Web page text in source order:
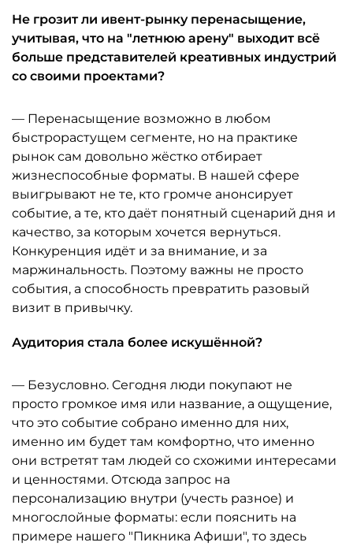
Не грозит ли ивент-рынку перенасыщение,
учитывая, что на "летнюю арену" выходит всё
больше представителей креативных индустрий
со своими проектами?
— Перенасыщение возможно в любом
быстрорастущем сегменте, но на практике
рынок сам довольно жёстко отбирает
жизнеспособные форматы. В нашей сфере
выигрывают не те, кто громче анонсирует
событие, а те, кто даёт понятный сценарий дня и
качество, за которым хочется вернуться.
Конкуренция идёт и за внимание, и за
маржинальность. Поэтому важны не просто
события, а способность превратить разовый
визит в привычку.
Аудитория стала более искушённой?
— Безусловно. Сегодня люди покупают не
просто громкое имя или название, а ощущение,
что это событие собрано именно для них,
именно им будет там комфортно, что именно
они встретят там людей со схожими интересами
и ценностями. Отсюда запрос на
персонализацию внутри (учесть разное) и
многослойные форматы: если пояснить на
примере нашего "Пикника Афиши", то здесь